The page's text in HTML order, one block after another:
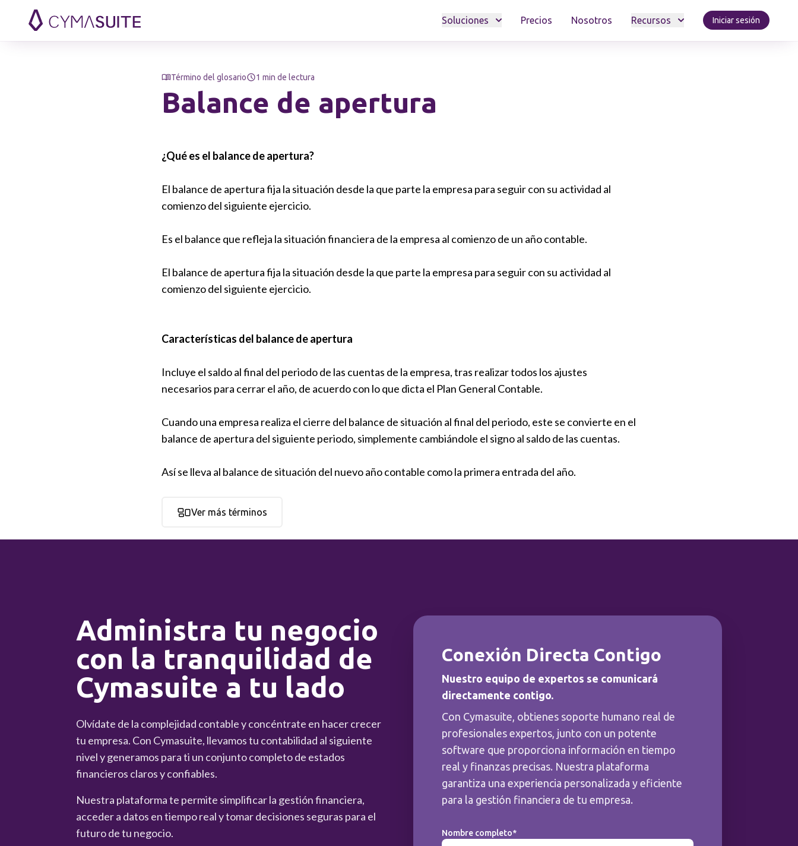
Soluciones Precios Nosotros Recursos Iniciar sesión
Término del glosario 1 min de lectura
Balance de apertura
¿Qué es el balance de apertura?
El balance de apertura fija la situación desde la que parte la empresa para seguir con su actividad al
comienzo del siguiente ejercicio.
Es el balance que refleja la situación financiera de la empresa al comienzo de un año contable.
El balance de apertura fija la situación desde la que parte la empresa para seguir con su actividad al
comienzo del siguiente ejercicio.
Características del balance de apertura
Incluye el saldo al final del periodo de las cuentas de la empresa, tras realizar todos los ajustes
necesarios para cerrar el año, de acuerdo con lo que dicta el Plan General Contable.
Cuando una empresa realiza el cierre del balance de situación al final del periodo, este se convierte en el
balance de apertura del siguiente periodo, simplemente cambiándole el signo al saldo de las cuentas.
Así se lleva al balance de situación del nuevo año contable como la primera entrada del año.
Ver más términos
Administra tu negocio
con la tranquilidad de
Cymasuite a tu lado
Olvídate de la complejidad contable y concéntrate en hacer crecer
tu empresa. Con Cymasuite, llevamos tu contabilidad al siguiente
nivel y generamos para ti un conjunto completo de estados
financieros claros y confiables.
Nuestra plataforma te permite simplificar la gestión financiera,
acceder a datos en tiempo real y tomar decisiones seguras para el
futuro de tu negocio.
Conexión Directa Contigo
Nuestro equipo de expertos se comunicará
directamente contigo.
Con Cymasuite, obtienes soporte humano real de
profesionales expertos, junto con un potente
software que proporciona información en tiempo
real y finanzas precisas. Nuestra plataforma
garantiza una experiencia personalizada y eficiente
para la gestión financiera de tu empresa.
Nombre completo*